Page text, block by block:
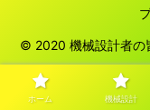
© 2020 機械設計者の
ホーム 機械設計